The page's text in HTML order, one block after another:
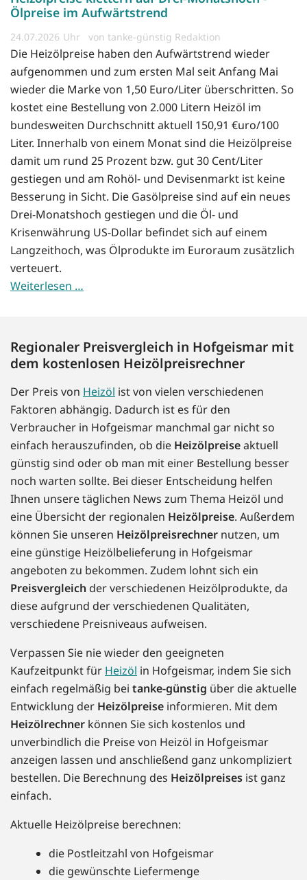
Ölpreise im Aufwärtstrend
24.07.2026 von tanke-günstig Redaktion
Die Heizölpreise haben den Aufwärtstrend wieder
aufgenommen und zum ersten Mal seit Anfang Mai
wieder die Marke von 1,50 Euro/Liter überschritten. So
kostet eine Bestellung von 2.000 Litern Heizöl im
bundesweiten Durchschnitt aktuell 150,91 €uro/100
Liter. Innerhalb von einem Monat sind die Heizölpreise
damit um rund 25 Prozent bzw. gut 30 Cent/Liter
gestiegen und am Rohöl- und Devisenmarkt ist keine
Besserung in Sicht. Die Gasölpreise sind auf ein neues
Drei-Monatshoch gestiegen und die Öl- und
Krisenwährung US-Dollar befindet sich auf einem
Langzeithoch, was Ölprodukte im Euroraum zusätzlich
verteuert.
Weiterlesen …
Regionaler Preisvergleich in Hofgeismar mit
dem kostenlosen Heizölpreisrechner
Der Preis von Heizöl ist von vielen verschiedenen
Faktoren abhängig. Dadurch ist es für den
Verbraucher in Hofgeismar manchmal gar nicht so
einfach herauszufinden, ob die Heizölpreiseaktuell
günstig sind oder ob man mit einer Bestellung besser
noch warten sollte. Bei dieser Entscheidung helfen
Ihnen unsere täglichen News zum Thema Heizöl und
eine Übersicht der regionalen Heizölpreise. Außerdem
können Sie unseren Heizölpreisrechner nutzen, um
eine günstige Heizölbelieferung in Hofgeismar
angeboten zu bekommen. Zudem lohnt sich ein
Preisvergleich der verschiedenen Heizölprodukte, da
diese aufgrund der verschiedenen Qualitäten,
verschiedene Preisniveaus aufweisen.
Verpassen Sie nie wieder den geeigneten
Kaufzeitpunkt für Heizöl in Hofgeismar, indem Sie sich
einfach regelmäßig bei tanke-günstig über die aktuelle
Entwicklung der Heizölpreise informieren. Mit dem
Heizölrechner können Sie sich kostenlos und
unverbindlich die Preise von Heizöl in Hofgeismar
anzeigen lassen und anschließend ganz unkompliziert
bestellen. Die Berechnung des Heizölpreises ist ganz
einfach.
Aktuelle Heizölpreise berechnen:
die Postleitzahl von Hofgeismar
die gewünschte Liefermenge